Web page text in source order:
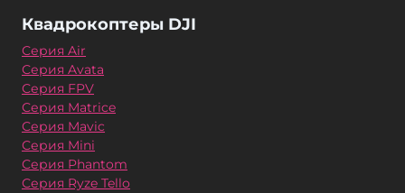
Квадрокоптеры DJI
Серия Air
Серия Avata
Серия FPV
Серия Matrice
Серия Mavic
Серия Mini
Серия Phantom
Серия Ryze Tello